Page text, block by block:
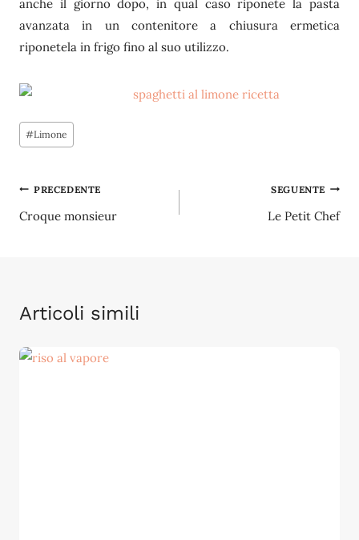
anche il giorno dopo, in qual caso riponete la pasta
avanzata in un contenitore a chiusura ermetica
riponetela in frigo fino al suo utilizzo.
Tag
articolo:
#Limone
Navigazione
articoli
PRECEDENTE
Croque monsieur
SEGUENTE
Le Petit Chef
Articoli simili